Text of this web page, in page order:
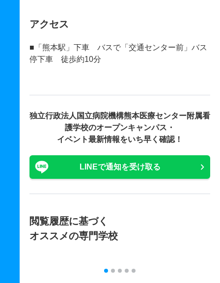
アクセス
■「熊本駅」下車 バスで「交通センター前」バス
停下車 徒歩約10分
独立行政法人国立病院機構熊本医療センター附属看
護学校のオープンキャンパス・
イベント最新情報をいち早く確認！
LINEで通知を受け取る
閲覧履歴に基づく
オススメの専門学校